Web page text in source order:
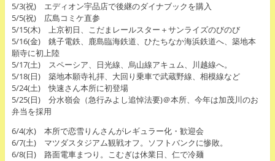
5/3(祝) エディオン宇品店で後継のダイナブックを購入
5/5(祝) 広島コミケ直参
5/15(木) 上京初日、こだまレールスター＋サンライズのびのび
5/16(金) 銚子電鉄、鹿島臨海鉄道、ひたちなか海浜鉄道へ、築地本
願寺に初上陸
5/17(土) スペーシア、日光線、烏山線アキュム、川越線へ。
5/18(日) 築地本願寺礼拝、大回り乗車で武蔵野線、相模線など
5/24(土) 快速さん本所に初登場
5/25(日) 分水嶺会（急行みよし追悼法要)＠本所、今年は加茂川のお
弁当を採用
6/4(水) 本所で恋雪りんさんがレギュラー化・歓迎会
6/7(土) マツダスタジアム観戦オフ。ソフトバンクに惨敗。
6/8(日) 路面電車まつり。こむぎは休業日、仁で冷麺